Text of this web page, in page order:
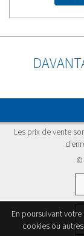
Les prix de vente
©
En poursuivant
cookies ou